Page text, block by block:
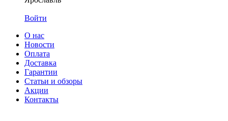
Войти
О нас
Новости
Оплата
Доставка
Гарантии
Статьи и обзоры
Акции
Контакты